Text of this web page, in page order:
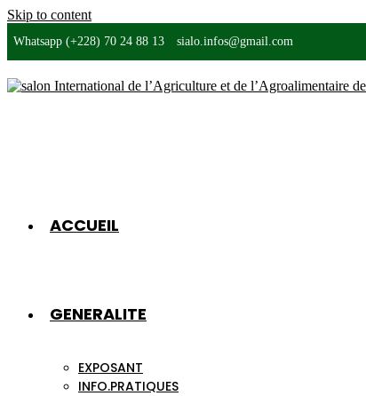
Skip to content
Whatsapp (+228) 70 24 88 13 sialo.infos@gmail.com
ACCUEIL
GENERALITE
EXPOSANT
INFO.PRATIQUES